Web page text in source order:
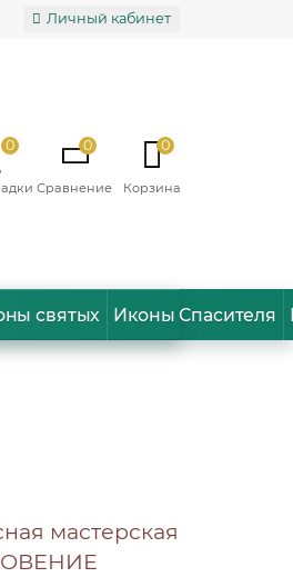
Личный кабинет
0 0 0
святых Иконы Спасителя
мастерская